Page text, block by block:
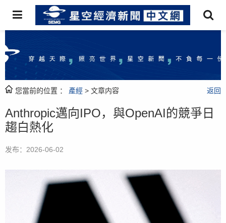
您當前的位置 ： 產經 > 文章内容 返回
Anthropic邁向IPO，與OpenAI的競爭日
趨白熱化
发布：2026-06-02